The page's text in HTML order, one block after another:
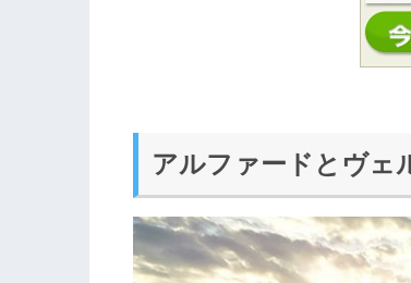
アルファードとヴェ